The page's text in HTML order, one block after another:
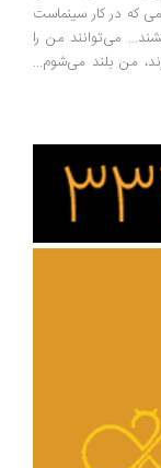
کار سینماست
من را
بلند می‌شوم...